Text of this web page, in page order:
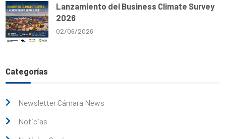
Lanzamiento del Business Climate Survey
2026
02/06/2026
Categorías
Newsletter Cámara News
Noticias